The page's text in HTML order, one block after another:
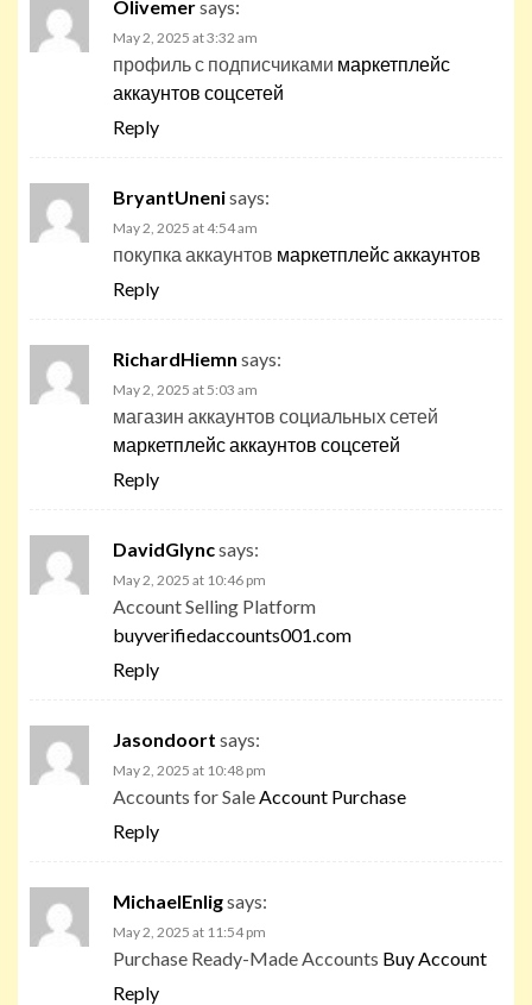
Olivemersays:
May 2, 2025 at 3:32 am
профиль с подписчиками маркетплейс
аккаунтов соцсетей
Reply
BryantUnenisays:
May 2, 2025 at 4:54 am
покупка аккаунтов маркетплейс аккаунтов
Reply
RichardHiemn says:
May 2, 2025 at 5:03 am
магазин аккаунтов социальных сетей
маркетплейс аккаунтов соцсетей
Reply
DavidGlyncsays:
May 2, 2025 at 10:46 pm
Account Selling Platform
buyverifiedaccounts001.com
Reply
Jasondoort says:
May 2, 2025 at 10:48 pm
Accounts for Sale Account Purchase
Reply
MichaelEnligsays:
May 2, 2025 at 11:54 pm
Purchase Ready-Made Accounts Buy Account
Reply